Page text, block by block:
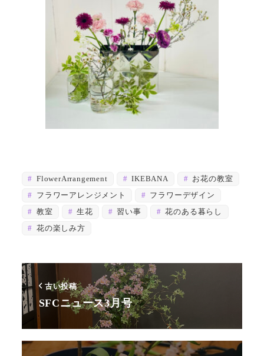
FlowerArrangement IKEBANA
お花の教室
フラワーアレンジメント
フラワーデザイン
教室
生花 習い事
花のある暮らし
花の楽しみ方
古い投稿
SFCニュース3月号